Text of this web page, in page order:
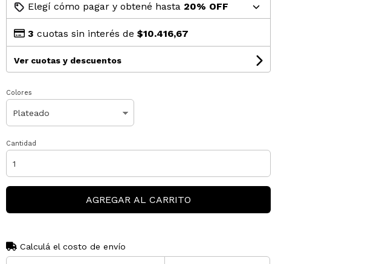
Elegí cómo pagar y obtené hasta 20% OFF
3 cuotas sin interés de $10.416,67
Ver cuotas y descuentos
Colores
Cantidad
AGREGAR AL CARRITO
Calculá el costo de envío